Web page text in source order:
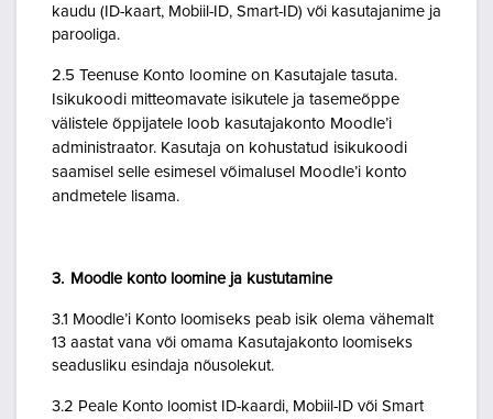
kaudu (ID-kaart, Mobiil-ID, Smart-ID) või kasutajanime ja
parooliga.
2.5 Teenuse Konto loomine on Kasutajale tasuta.
Isikukoodi mitteomavate isikutele ja tasemeõppe
välistele õppijatele loob kasutajakonto Moodle’i
administraator. Kasutaja on kohustatud isikukoodi
saamisel selle esimesel võimalusel Moodle’i konto
andmetele lisama.
3. Moodle konto loomine ja kustutamine
3.1 Moodle’i Konto loomiseks peab isik olema vähemalt
13 aastat vana või omama Kasutajakonto loomiseks
seadusliku esindaja nõusolekut.
3.2 Peale Konto loomist ID-kaardi, Mobiil-ID või Smart